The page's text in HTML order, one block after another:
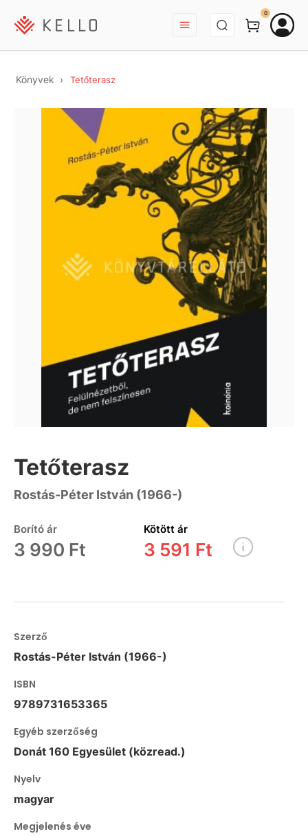
BEJELENTKEZÉS
0
Könyvek Tetőterasz
Tetőterasz
Rostás-Péter István (1966-)
Borító ár
3 990 Ft
Kötött ár
3 591 Ft
Szerző
Rostás-Péter István (1966-)
ISBN
9789731653365
Egyéb szerzőség
Donát 160 Egyesület (közread.)
Nyelv
magyar
Megjelenés éve